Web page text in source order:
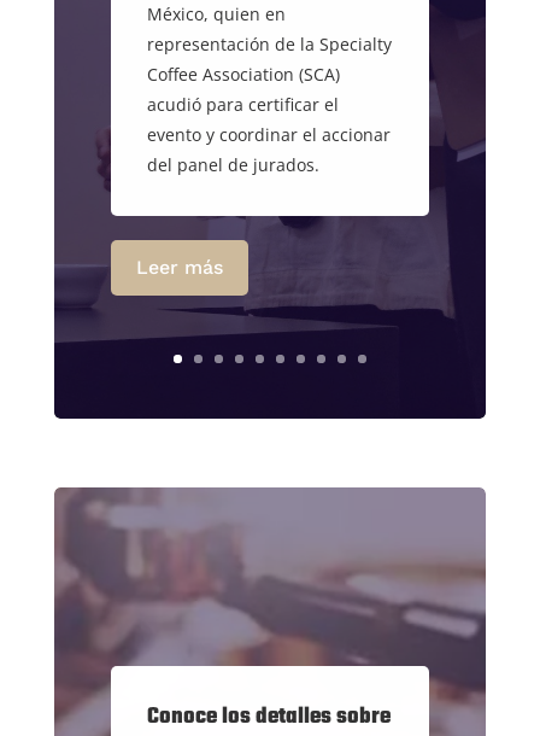
México, quien en
representación de la Specialty
Coffee Association (SCA)
acudió para certificar el
evento y coordinar el accionar
del panel de jurados.
Leer más
Conoce los detalles sobre